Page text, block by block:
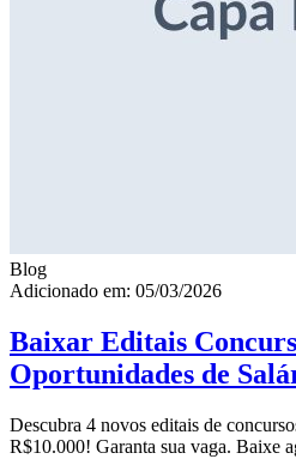
Blog
Adicionado em: 05/03/2026
Baixar Editais
Oportunidades de
Descubra 4 novos editais de
R$10.000! Garanta sua vaga. Baixe